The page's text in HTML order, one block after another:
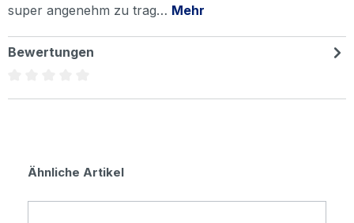
super angenehm zu trag… Mehr
Bewertungen
Produktgalerie überspringen
Ähnliche Artikel